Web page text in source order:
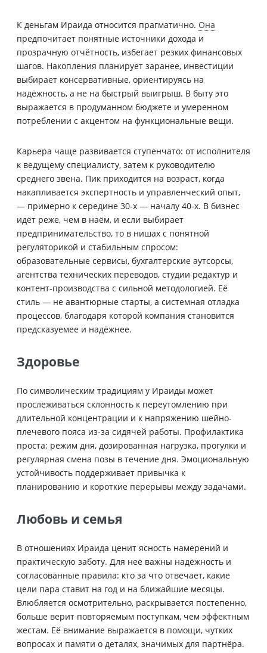
К деньгам Ираида относится прагматично. Она
предпочитает понятные источники дохода и
прозрачную отчётность, избегает резких финансовых
шагов. Накопления планирует заранее, инвестиции
выбирает консервативные, ориентируясь на
надёжность, а не на быстрый выигрыш. В быту это
выражается в продуманном бюджете и умеренном
потреблении с акцентом на функциональные вещи.
Карьера чаще развивается ступенчато: от исполнителя
к ведущему специалисту, затем к руководителю
среднего звена. Пик приходится на возраст, когда
накапливается экспертность и управленческий опыт,
— примерно к середине 30-х — началу 40-х. В бизнес
идёт реже, чем в наём, и если выбирает
предпринимательство, то в нишах с понятной
регуляторикой и стабильным спросом:
образовательные сервисы, бухгалтерские аутсорсы,
агентства технических переводов, студии редактур и
контент-производства с сильной методологией. Её
стиль — не авантюрные старты, а системная отладка
процессов, благодаря которой компания становится
предсказуемее и надёжнее.
Здоровье
По символическим традициям у Ираиды может
прослеживаться склонность к переутомлению при
длительной концентрации и к напряжению шейно-
плечевого пояса из-за сидячей работы. Профилактика
проста: режим дня, дозированная нагрузка, прогулки и
регулярная смена позы в течение дня. Эмоциональную
устойчивость поддерживает привычка к
планированию и короткие перерывы между задачами.
Любовь и семья
В отношениях Ираида ценит ясность намерений и
практическую заботу. Для неё важны надёжность и
согласованные правила: кто за что отвечает, какие
цели пара ставит на год и на ближайшие месяцы.
Влюбляется осмотрительно, раскрывается постепенно,
больше верит повторяемым поступкам, чем эффектным
жестам. Её внимание выражается в помощи, чутких
вопросах и памяти о деталях, значимых для партнёра.